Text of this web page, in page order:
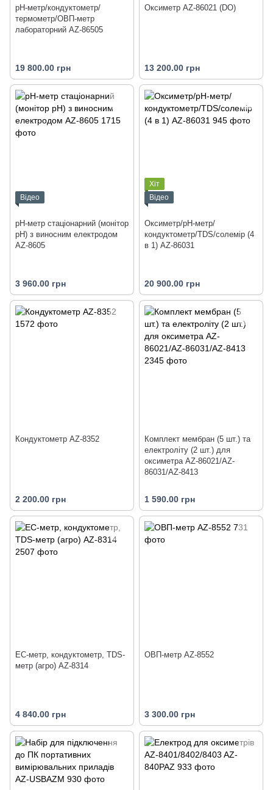
pH-метр/кондуктометр/
термометр/ОВП-метр
лабораторний AZ-86505
19 800.00 грн
Оксиметр AZ-86021 (DO)
13 200.00 грн
Відео
pH-метр стаціонарний (монітор
pH) з виносним електродом
AZ-8605
3 960.00 грн
Хіт
Відео
Оксиметр/рН-метр/
кондуктометр/TDS/солемір (4
в 1) AZ-86031
20 900.00 грн
Кондуктометр AZ-8352
2 200.00 грн
Комплект мембран (5 шт.) та
електроліту (2 шт.) для
оксиметра AZ-86021/AZ-
86031/AZ-8413
1 590.00 грн
EC-метр, кондуктометр, TDS-
метр (агро) AZ-8314
4 840.00 грн
ОВП-метр AZ-8552
3 300.00 грн